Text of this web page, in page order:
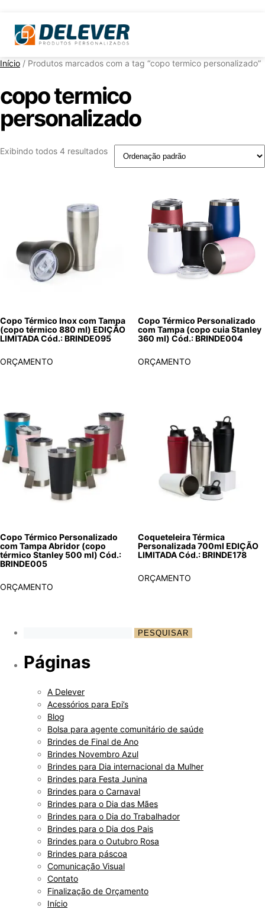
Início / Produtos marcados com a tag “copo termico personalizado”
copo termico
personalizado
Exibindo todos 4 resultados
Copo Térmico Inox com Tampa
(copo térmico 880 ml) EDIÇÃO
LIMITADA Cód.: BRINDE095
ORÇAMENTO
Copo Térmico Personalizado
com Tampa (copo cuia Stanley
360 ml) Cód.: BRINDE004
ORÇAMENTO
Copo Térmico Personalizado
com Tampa Abridor (copo
térmico Stanley 500 ml) Cód.:
BRINDE005
ORÇAMENTO
Coqueteleira Térmica
Personalizada 700ml EDIÇÃO
LIMITADA Cód.: BRINDE178
ORÇAMENTO
Páginas
A Delever
Acessórios para Epi’s
Blog
Bolsa para agente comunitário de saúde
Brindes de Final de Ano
Brindes Novembro Azul
Brindes para Dia internacional da Mulher
Brindes para Festa Junina
Brindes para o Carnaval
Brindes para o Dia das Mães
Brindes para o Dia do Trabalhador
Brindes para o Dia dos Pais
Brindes para o Outubro Rosa
Brindes para páscoa
Comunicação Visual
Contato
Finalização de Orçamento
Início